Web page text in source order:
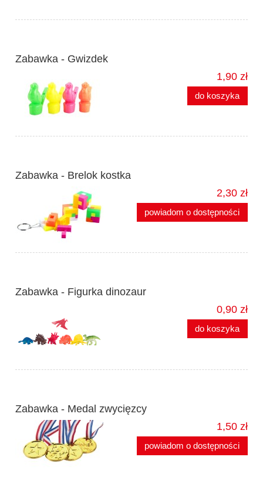
Zabawka - Gwizdek
1,90 zł
do koszyka
Zabawka - Brelok kostka
2,30 zł
powiadom o dostępności
Zabawka - Figurka dinozaur
0,90 zł
do koszyka
Zabawka - Medal zwycięzcy
1,50 zł
powiadom o dostępności